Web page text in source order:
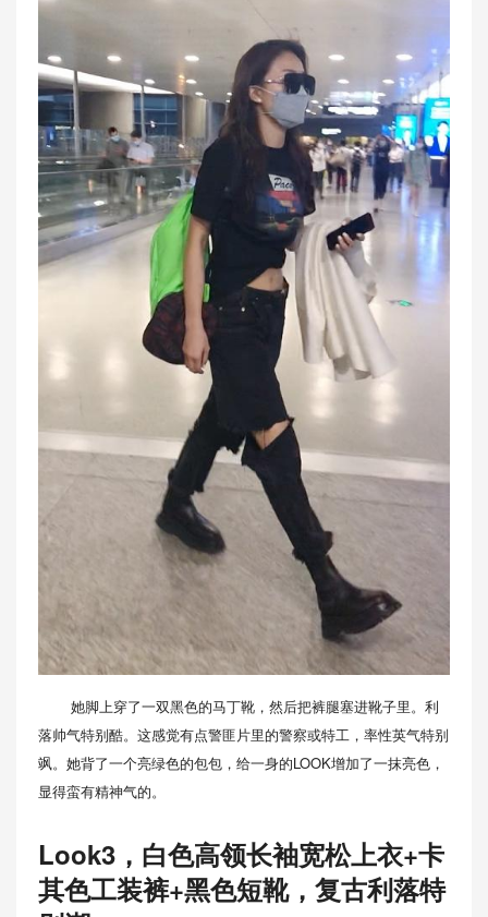
她脚上穿了一双黑色的马丁靴，然后把裤腿塞进靴子里。利
落帅气特别酷。这感觉有点警匪片里的警察或特工，率性英气特别
飒。她背了一个亮绿色的包包，给一身的LOOK增加了一抹亮色，
显得蛮有精神气的。
Look3，白色高领长袖宽松上衣+卡
其色工装裤+黑色短靴，复古利落特